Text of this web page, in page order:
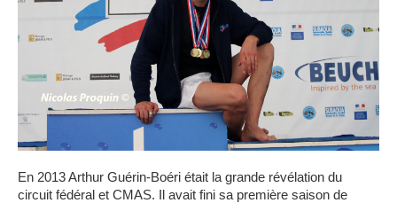
En 2013 Arthur Guérin-Boéri était la grande révélation du
circuit fédéral et CMAS. Il avait fini sa première saison de